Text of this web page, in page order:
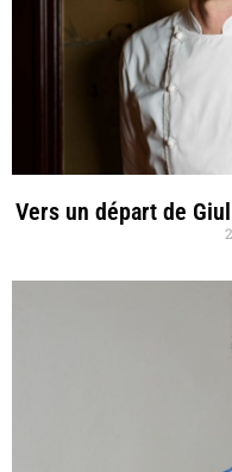
Vers un départ de